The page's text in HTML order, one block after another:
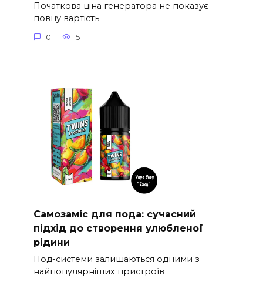
Початкова ціна генератора не показує
повну вартість
0 5
Самозаміс для пода: сучасний
підхід до створення улюбленої
рідини
Под-системи залишаються одними з
найпопулярніших пристроїв